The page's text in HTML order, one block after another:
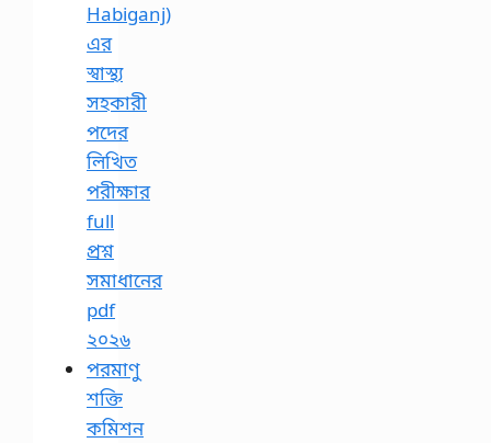
Habiganj)
এর
স্বাস্থ্য
সহকারী
পদের
লিখিত
পরীক্ষার
full
প্রশ্ন
সমাধানের
pdf
২০২৬
পরমাণু
শক্তি
কমিশন